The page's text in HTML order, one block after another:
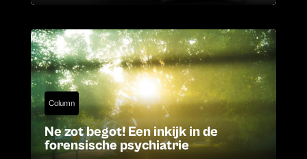
Column
Ne zot begot! Een inkijk in de
forensische psychiatrie